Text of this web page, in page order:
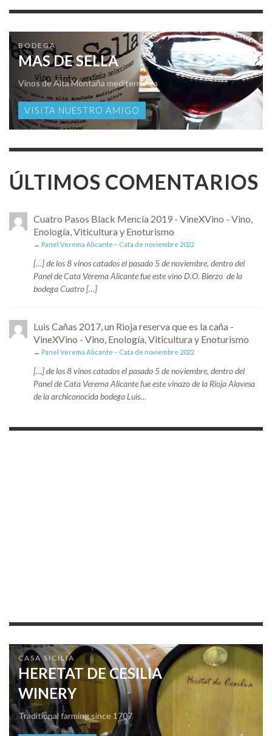
BODEGA
MAS DE SELLA
Vinos de Alta Montaña mediterránea
VISITA NUESTRO AMIGO
ÚLTIMOS COMENTARIOS
Cuatro Pasos Black Mencía 2019 - VineXVino - Vino,
Enología, Viticultura y Enoturismo
→ Panel Verema Alicante – Cata de noviembre 2022
[…] de los 8 vinos catados el pasado 5 de noviembre, dentro del
Panel de Cata Verema Alicante fue este vino D.O. Bierzo de la
bodega Cuatro […]
Luis Cañas 2017, un Rioja reserva que es la caña -
VineXVino - Vino, Enología, Viticultura y Enoturismo
→ Panel Verema Alicante – Cata de noviembre 2022
[…] de los 8 vinos catados el pasado 5 de noviembre, dentro del
Panel de Cata Verema Alicante fue este vinazo de la Rioja Alavesa
de la archiconocida bodega Luis…
CASA SICILIA
HERETAT DE CESILIA
WINERY
Traditional farming since 1707